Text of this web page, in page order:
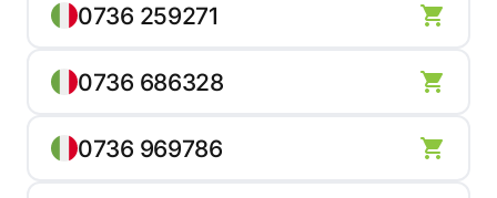
0736 259271
0736 686328
0736 969786